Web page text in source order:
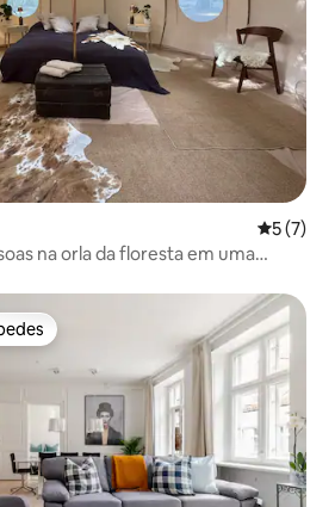
5 de
5 (7)
na orla da floresta em uma
dos hóspedes